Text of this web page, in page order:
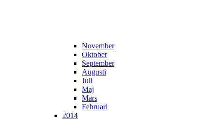
November
Oktober
September
Augusti
Juli
Maj
Mars
Februari
2014